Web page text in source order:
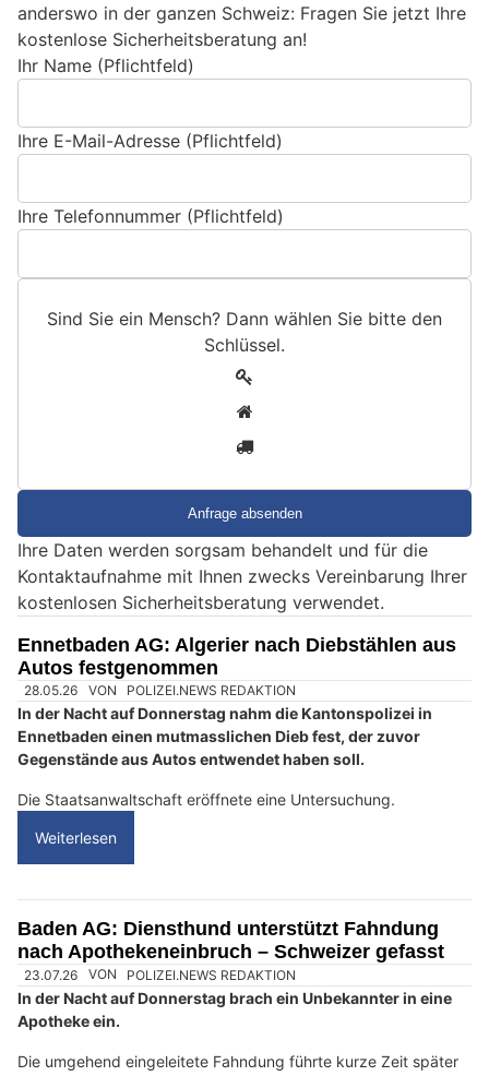
anderswo in der ganzen Schweiz: Fragen Sie jetzt Ihre
kostenlose Sicherheitsberatung an!
Ihr Name (Pflichtfeld)
Ihre E-Mail-Adresse (Pflichtfeld)
Ihre Telefonnummer (Pflichtfeld)
Sind Sie ein Mensch? Dann wählen Sie bitte den
Schlüssel.
e
i
n
e
n
s
c
h
D
a
n
w
ä
h
l
e
Ihre Daten werden sorgsam behandelt und für die
Kontaktaufnahme mit Ihnen zwecks Vereinbarung Ihrer
kostenlosen Sicherheitsberatung verwendet.
Ennetbaden AG: Algerier nach Diebstählen aus
Autos festgenommen
28.05.26 VON POLIZEI.NEWS REDAKTION
In der Nacht auf Donnerstag nahm die Kantonspolizei in
Gegenstände aus Autos entwendet haben soll.